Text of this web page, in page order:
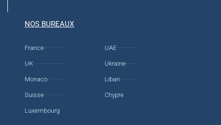
NOS BUREAUX
France
UK
Monaco
Suisse
Luxembourg
UAE
Ukraine
Liban
Chypre